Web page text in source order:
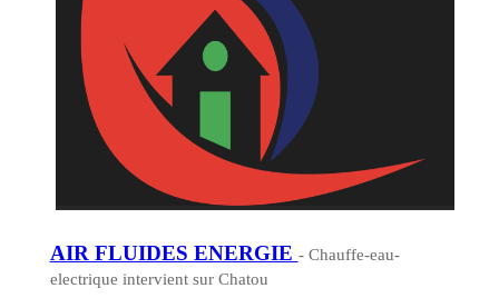
AIR FLUIDES ENERGIE - Chauffe-eau-
electrique intervient sur Chatou